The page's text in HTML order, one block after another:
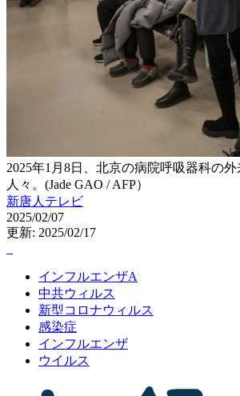
2025年1月8日、北京の病院呼吸器科の
人々。(Jade GAO / AFP）
新唐人テレビ
2025/02/07
更新: 2025/02/17
インフルエンザA
中共ウィルス
新型コロナウィルス
感染症
インフルエンザ
ウイルス